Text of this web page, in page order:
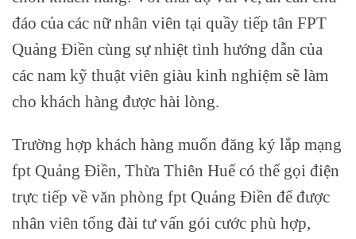
đáo của các nữ nhân viên tại quầy tiếp tân FPT
Quảng Điền cùng sự nhiệt tình hướng dẫn của
các nam kỹ thuật viên giàu kinh nghiệm sẽ làm
cho khách hàng được hài lòng.
Trường hợp khách hàng muốn đăng ký lắp mạng
fpt Quảng Điền, Thừa Thiên Huế có thể gọi điện
trực tiếp về văn phòng fpt Quảng Điền để được
nhân viên tổng đài tư vấn gói cước phù hợp,